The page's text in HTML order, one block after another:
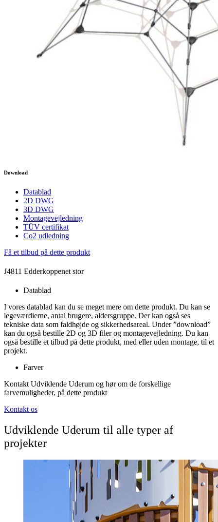
Download
Datablad
2D DWG
3D DWG
Montagevejledning
TÜV certifikat
Co2 udledning
Få et tilbud på dette produkt
J4811 Edderkoppenet stor
Datablad
I vores datablad kan du se meget mere om dette produkt. Du kan se
legeværdierne, antal brugere, aldersgruppe. Der kan også ses
tekniske data som faldhøjde og sikkerhedsareal. Under ”download”
kan du også bestille 2D og 3D filer og montagevejledning. Du kan
også bestille et tilbud på dette produkt, med eller uden montage, til et
projekt.
Farver
Kontakt Udviklende Uderum og hør om de forskellige
farvemuligheder, på dette produkt
Kontakt os
Udviklende Uderum til alle typer af
projekter